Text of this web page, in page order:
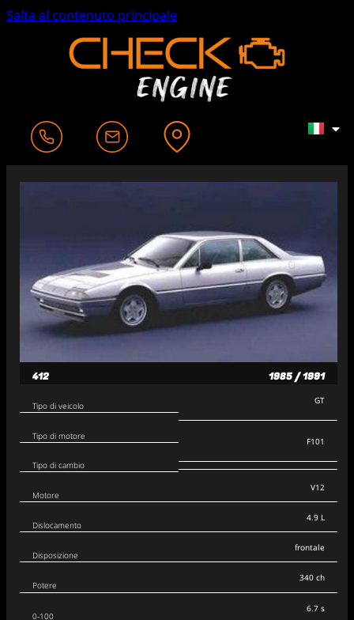
Salta al contenuto principale
412 1985 / 1991
Tipo di veicolo
Tipo di motore
Tipo di cambio
GT
F101
Motore
Dislocamento
Disposizione
V12
4.9 L
frontale
Potere
0-100
340 ch
6.7 s